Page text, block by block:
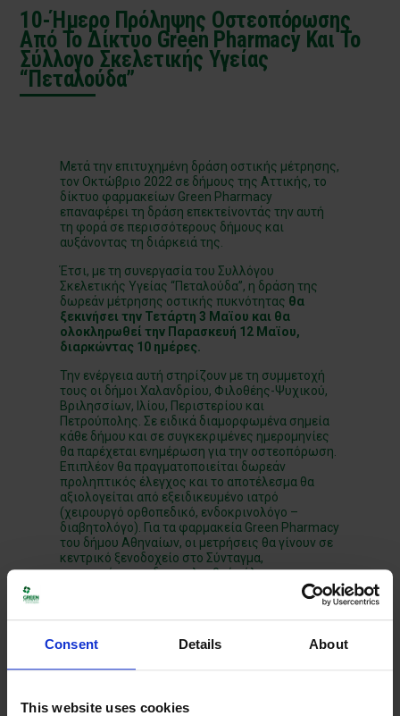
Consent Details About
This website uses cookies
10-Ήμερο Πρόληψης Οστεοπόρωσης
Από Το Δίκτυο Green Pharmacy Και Το
Σύλλογο Σκελετικής Υγείας
“Πεταλούδα”
Μετά την επιτυχημένη δράση οστικής μέτρησης,
τον Οκτώβριο 2022 σε δήμους της Αττικής, το
δίκτυο φαρμακείων Green Pharmacy
επαναφέρει τη δράση επεκτείνοντάς την αυτή
τη φορά σε περισσότερους δήμους και
αυξάνοντας τη διάρκειά της.
Έτσι, με τη συνεργασία του Συλλόγου
Σκελετικής Υγείας “Πεταλούδα”, η δράση της
δωρεάν μέτρησης οστικής πυκνότητας θα
ξεκινήσει την Τετάρτη 3 Μαϊου και θα
ολοκληρωθεί την Παρασκευή 12 Μαϊου,
διαρκώντας 10 ημέρες.
Την ενέργεια αυτή στηρίζουν με τη συμμετοχή
τους οι δήμοι Χαλανδρίου, Φιλοθέης-Ψυχικού,
Βριλησσίων, Ιλίου, Περιστερίου και
Πετρούπολης. Σε ειδικά διαμορφωμένα σημεία
κάθε δήμου και σε συγκεκριμένες ημερομηνίες
θα παρέχεται ενημέρωση για την οστεοπόρωση.
Επιπλέον θα πραγματοποιείται δωρεάν
προληπτικός έλεγχος και το αποτέλεσμα θα
αξιολογείται από εξειδικευμένο ιατρό
(χειρουργό ορθοπεδικό, ενδοκρινολόγο –
διαβητολόγο). Για τα φαρμακεία Green Pharmacy
του δήμου Αθηναίων, οι μετρήσεις θα γίνουν σε
κεντρικό ξενοδοχείο στο Σύνταγμα,
προκειμένου να διευκολυνθούν όλοι οι
Απαραίτητη προϋπόθεση για όσους θέλετε να
ραντεβού σας. Στην πρόσκληση που ακολουθεί
Σας περιμένουμε!